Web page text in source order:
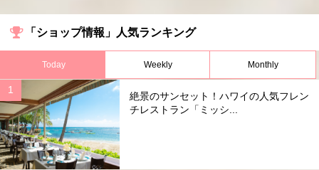
「ショップ情報」人気ランキング
Today Weekly Monthly
絶景のサンセット！ハワイの人気フレン
チレストラン「ミッシ...